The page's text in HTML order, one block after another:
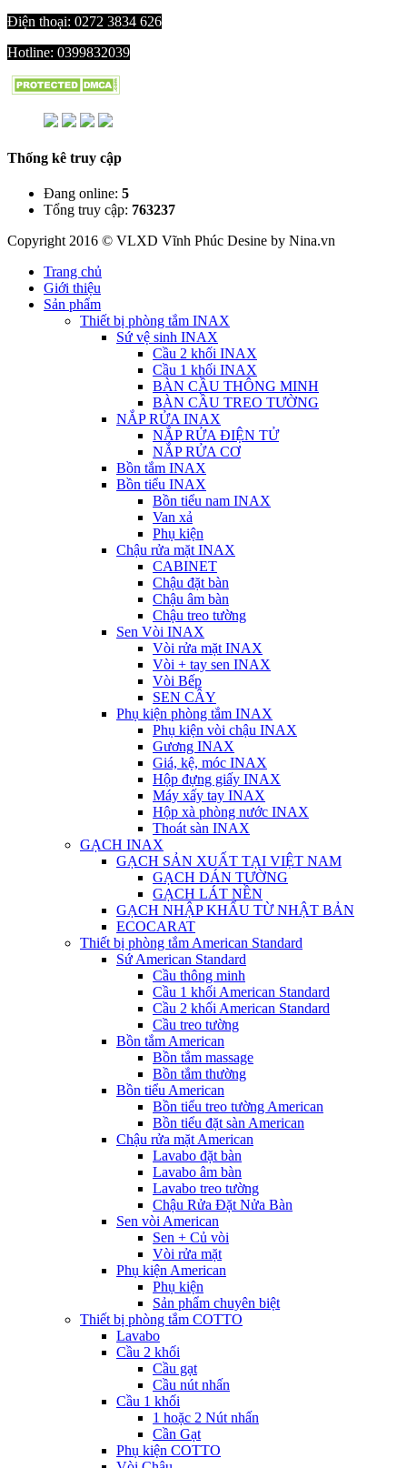
Điện thoại: 0272 3834 626
Hotline: 0399832039
Thống kê truy cập
Đang online: 5
Tổng truy cập: 763237
Copyright 2016 © VLXD Vĩnh Phúc Desine by Nina.vn
Trang chủ
Giới thiệu
Sản phẩm
Thiết bị phòng tắm INAX
Sứ vệ sinh INAX
Cầu 2 khối INAX
Cầu 1 khối INAX
BÀN CẦU THÔNG MINH
BÀN CẦU TREO TƯỜNG
NẮP RỬA INAX
NẮP RỬA ĐIỆN TỬ
NẮP RỬA CƠ
Bồn tắm INAX
Bồn tiểu INAX
Bồn tiểu nam INAX
Van xả
Phụ kiện
Chậu rửa mặt INAX
CABINET
Chậu đặt bàn
Chậu âm bàn
Chậu treo tường
Sen Vòi INAX
Vòi rửa mặt INAX
Vòi + tay sen INAX
Vòi Bếp
SEN CÂY
Phụ kiện phòng tắm INAX
Phụ kiện vòi chậu INAX
Gương INAX
Giá, kệ, móc INAX
Hộp đựng giấy INAX
Máy xấy tay INAX
Hộp xà phòng nước INAX
Thoát sàn INAX
GẠCH INAX
GẠCH SẢN XUẤT TẠI VIỆT NAM
GẠCH DÁN TƯỜNG
GẠCH LÁT NỀN
GẠCH NHẬP KHẨU TỪ NHẬT BẢN
ECOCARAT
Thiết bị phòng tắm American Standard
Sứ American Standard
Cầu thông minh
Cầu 1 khối American Standard
Cầu 2 khối American Standard
Cầu treo tường
Bồn tắm American
Bồn tắm massage
Bồn tắm thường
Bồn tiểu American
Bồn tiểu treo tường American
Bồn tiểu đặt sàn American
Chậu rửa mặt American
Lavabo đặt bàn
Lavabo âm bàn
Lavabo treo tường
Chậu Rửa Đặt Nửa Bàn
Sen vòi American
Sen + Củ vòi
Vòi rửa mặt
Phụ kiện American
Phụ kiện
Sản phẩm chuyên biệt
Thiết bị phòng tắm COTTO
Lavabo
Cầu 2 khối
Cầu gạt
Cầu nút nhấn
Cầu 1 khối
1 hoặc 2 Nút nhấn
Cần Gạt
Phụ kiện COTTO